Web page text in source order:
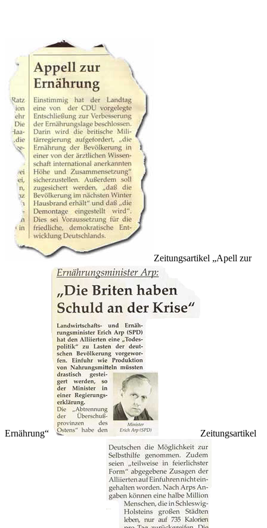
Zeitungsartikel Apell zur
Ernährung Zeitungsartikel